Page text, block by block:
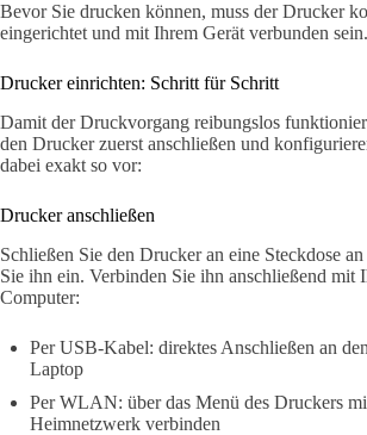
Bevor Sie drucken können, muss der Drucker
eingerichtet und mit Ihrem Gerät verbunden sein.
Drucker einrichten: Schritt für Schritt
Damit der Druckvorgang reibungslos
den Drucker zuerst anschließen und
dabei exakt so vor:
Drucker anschließen
Schließen Sie den Drucker an eine Steckdose
Sie ihn ein. Verbinden Sie ihn anschließend mit
Computer:
Per USB-Kabel: direktes Anschließen an
Laptop
Per WLAN: über das Menü des Druckers
Heimnetzwerk verbinden